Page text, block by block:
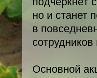
отражающих